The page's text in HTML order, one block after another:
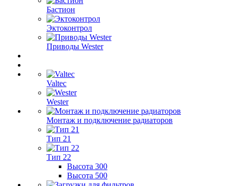
Бастион
Эктоконтрол
Приводы Wester
Valtec
Wester
Монтаж и подключение радиаторов
Тип 21
Тип 22
Высота 300
Высота 500